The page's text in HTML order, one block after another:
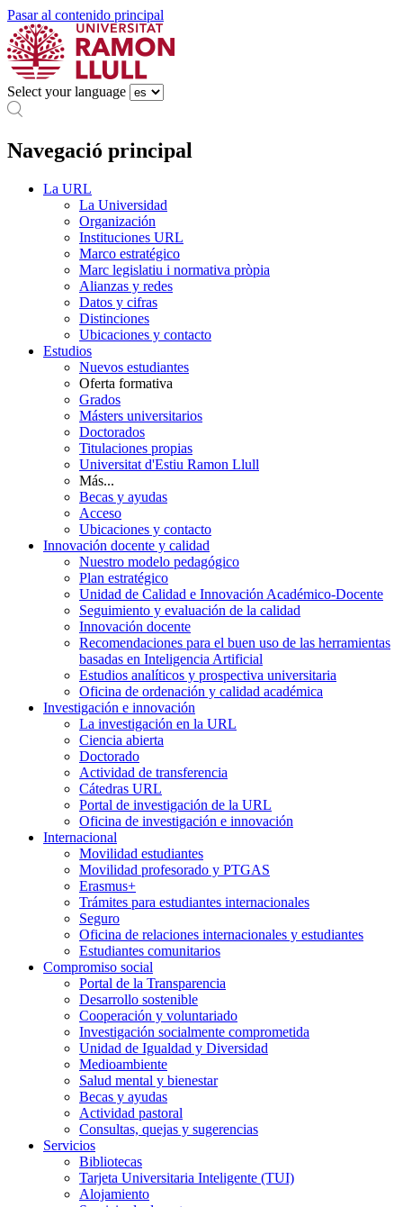
Pasar al contenido principal
Select your language
Navegació principal
La URL
La Universidad
Organización
Instituciones URL
Marco estratégico
Marc legislatiu i normativa pròpia
Alianzas y redes
Datos y cifras
Distinciones
Ubicaciones y contacto
Estudios
Nuevos estudiantes
Oferta formativa
Grados
Másters universitarios
Doctorados
Titulaciones propias
Universitat d'Estiu Ramon Llull
Más...
Becas y ayudas
Acceso
Ubicaciones y contacto
Innovación docente y calidad
Nuestro modelo pedagógico
Plan estratégico
Unidad de Calidad e Innovación Académico-Docente
Seguimiento y evaluación de la calidad
Innovación docente
Recomendaciones para el buen uso de las herramientas
basadas en Inteligencia Artificial
Estudios analíticos y prospectiva universitaria
Oficina de ordenación y calidad académica
Investigación e innovación
La investigación en la URL
Ciencia abierta
Doctorado
Actividad de transferencia
Cátedras URL
Portal de investigación de la URL
Oficina de investigación e innovación
Internacional
Movilidad estudiantes
Movilidad profesorado y PTGAS
Erasmus+
Trámites para estudiantes internacionales
Seguro
Oficina de relaciones internacionales y estudiantes
Estudiantes comunitarios
Compromiso social
Portal de la Transparencia
Desarrollo sostenible
Cooperación y voluntariado
Investigación socialmente comprometida
Unidad de Igualdad y Diversidad
Medioambiente
Salud mental y bienestar
Becas y ayudas
Actividad pastoral
Consultas, quejas y sugerencias
Servicios
Bibliotecas
Tarjeta Universitaria Inteligente (TUI)
Alojamiento